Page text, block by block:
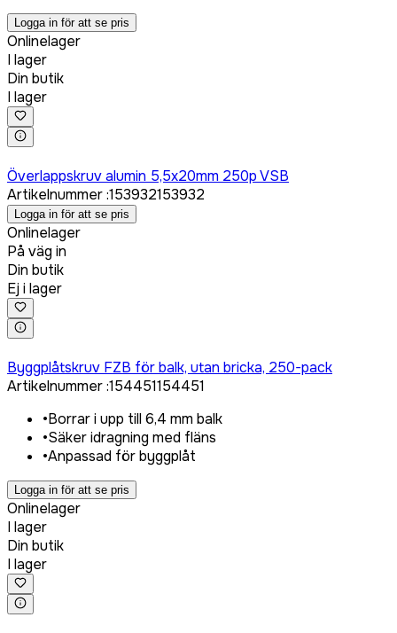
Logga in för att se pris
Onlinelager
I lager
Din butik
I lager
Överlappskruv alumin 5,5x20mm 250p VSB
Artikelnummer:153932153932
Logga in för att se pris
Onlinelager
På väg in
Din butik
Ej i lager
Byggplåtskruv FZB för balk, utan bricka, 250-pack
Artikelnummer:154451154451
•Borrar i upp till 6,4 mm balk
•Säker idragning med fläns
•Anpassad för byggplåt
Logga in för att se pris
Onlinelager
I lager
Din butik
I lager